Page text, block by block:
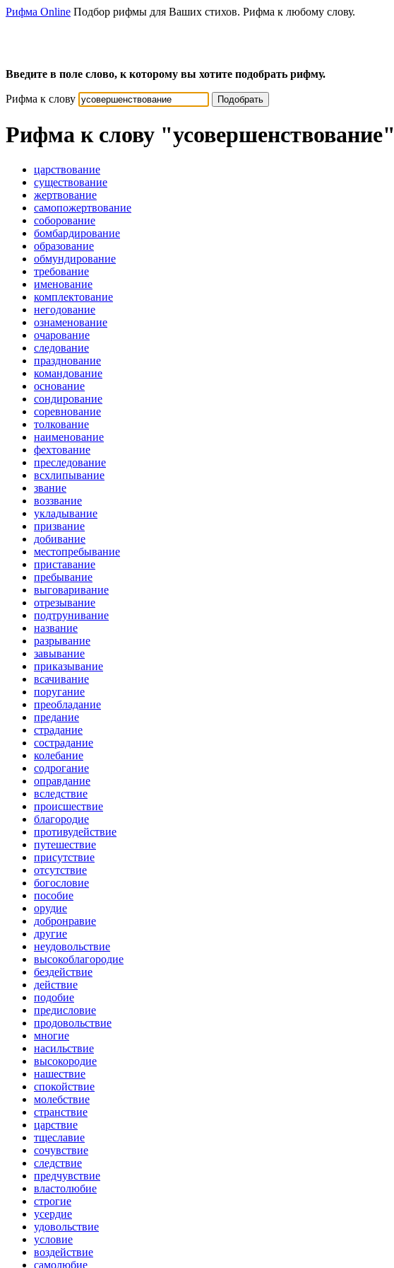
Рифма Online Подбор рифмы для Ваших стихов. Рифма к любому слову.
Введите в поле слово, к которому вы хотите подобрать рифму.
Рифма к слову Подобрать
Рифма к слову "усовершенствование"
царствование
существование
жертвование
самопожертвование
соборование
бомбардирование
образование
обмундирование
требование
именование
комплектование
негодование
ознаменование
очарование
следование
празднование
командование
основание
сондирование
соревнование
толкование
наименование
фехтование
преследование
всхлипывание
звание
воззвание
укладывание
призвание
добивание
местопребывание
приставание
пребывание
выговаривание
отрезывание
подтрунивание
название
разрывание
завывание
приказывание
всачивание
поругание
преобладание
предание
страдание
сострадание
колебание
содрогание
оправдание
вследствие
происшествие
благородие
противудействие
путешествие
присутствие
отсутствие
богословие
пособие
орудие
добронравие
другие
неудовольствие
высокоблагородие
бездействие
действие
подобие
предисловие
продовольствие
многие
насильствие
высокородие
нашествие
спокойствие
молебствие
странствие
царствие
тщеславие
сочувствие
следствие
предчувствие
властолюбие
строгие
усердие
удовольствие
условие
воздействие
самолюбие